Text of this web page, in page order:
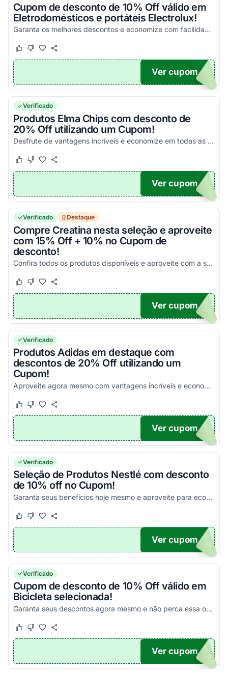
Cupom de desconto de 10% Off válido em
Eletrodomésticos e portáteis Electrolux!
Garanta os melhores descontos e economize com facilidade em todas as suas compras! Válido apenas nessa seleção!
Este cupom funcionou
Este cupom não funcionou
O10
Ver cupom
Verificado
Produtos Elma Chips com desconto de
20% Off utilizando um Cupom!
Desfrute de vantagens incríveis e economize em todas as suas compras da melhor maneira possível!
Este cupom funcionou
Este cupom não funcionou
20
Ver cupom
Verificado Destaque
Compre Creatina nesta seleção e aproveite
com 15% Off + 10% no Cupom de
desconto!
Confira todos os produtos disponíveis e aproveite com a sua melhor oportunidade para economizar em todas as suas compras online!
Este cupom funcionou
Este cupom não funcionou
20
Ver cupom
Verificado
Produtos Adidas em destaque com
descontos de 20% Off utilizando um
Cupom!
Aproveite agora mesmo com vantagens incríveis e economize na compra dos seus produtos!
Este cupom funcionou
Este cupom não funcionou
S20
Ver cupom
Verificado
Seleção de Produtos Nestlé com desconto
de 10% off no Cupom!
Garanta seus benefícios hoje mesmo e aproveite para economizar na compra de produtos desta seleção!
Este cupom funcionou
Este cupom não funcionou
O10
Ver cupom
Verificado
Cupom de desconto de 10% Off válido em
Bicicleta selecionada!
Garanta seus descontos agora mesmo e não perca essa oportunidade incrível para economizar!
Este cupom funcionou
Este cupom não funcionou
10
Ver cupom